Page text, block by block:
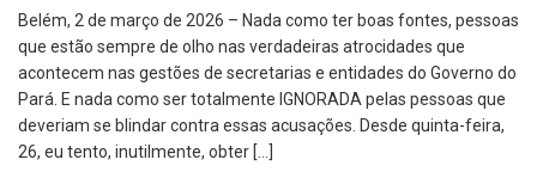
Belém, 2 de março de 2026 – Nada como ter boas fontes, pessoas
que estão sempre de olho nas verdadeiras atrocidades que
acontecem nas gestões de secretarias e entidades do Governo do
Pará. E nada como ser totalmente IGNORADA pelas pessoas que
deveriam se blindar contra essas acusações. Desde quinta-feira,
26, eu tento, inutilmente, obter […]